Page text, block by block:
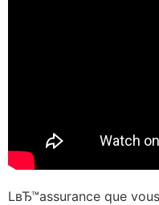
LвЂ™assurance que